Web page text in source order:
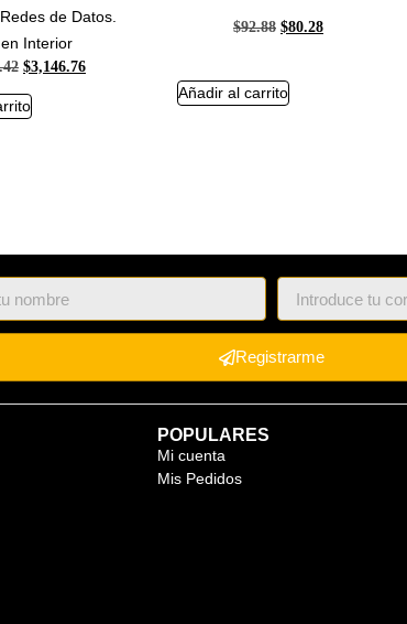
de Datos.
Interior
$3,146.76
$92.88 $80.28
Añadir al carrito
Registrarme
POPULARES
Mi cuenta
Mis Pedidos